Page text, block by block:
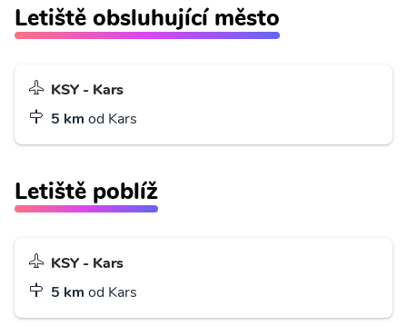
Letiště obsluhující město
KSY - Kars
5 km od Kars
Letiště poblíž
KSY - Kars
5 km od Kars